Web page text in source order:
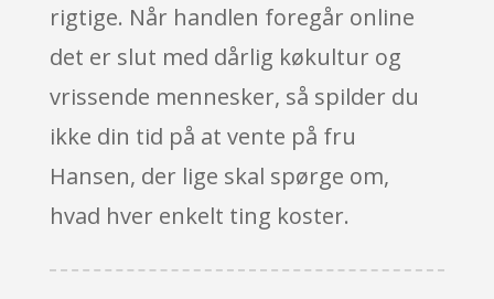
rigtige. Når handlen foregår online
det er slut med dårlig køkultur og
vrissende mennesker, så spilder du
ikke din tid på at vente på fru
Hansen, der lige skal spørge om,
hvad hver enkelt ting koster.